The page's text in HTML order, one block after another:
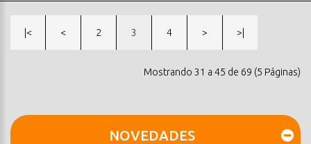
|< < 2 3 4 > >|
Mostrando 31 a 45 de 69 (5 Páginas)
NOVEDADES